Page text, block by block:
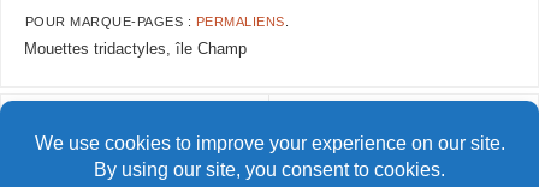
POUR MARQUE-PAGES : PERMALIENS
Mouettes tridactyles, île Champ